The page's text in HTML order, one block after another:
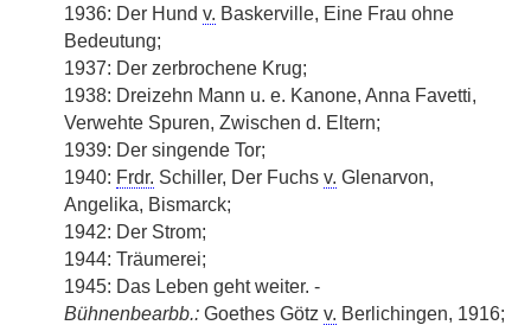
1936: Der Hund v. Baskerville, Eine Frau ohne
Bedeutung;
1937: Der zerbrochene Krug;
1938: Dreizehn Mann u. e. Kanone, Anna Favetti,
Verwehte Spuren, Zwischen d. Eltern;
1939: Der singende Tor;
1940: Frdr. Schiller, Der Fuchs v. Glenarvon,
Angelika, Bismarck;
1942: Der Strom;
1944: Träumerei;
1945: Das Leben geht weiter. -
Bühnenbearbb.: Goethes Götz v. Berlichingen, 1916;